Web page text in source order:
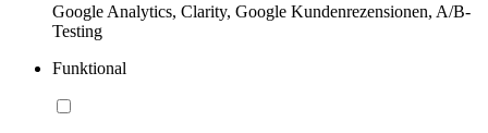
Google Analytics, Clarity, Google Kundenrezensionen, A/B-
Testing
Funktional